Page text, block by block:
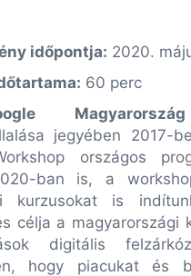
időpontja: 2020.
60 perc
Magyarország
jegyében 2017-
országos
ban is, a
kurzusokat is
célja a magyarországi
digitális
hogy piacukat és